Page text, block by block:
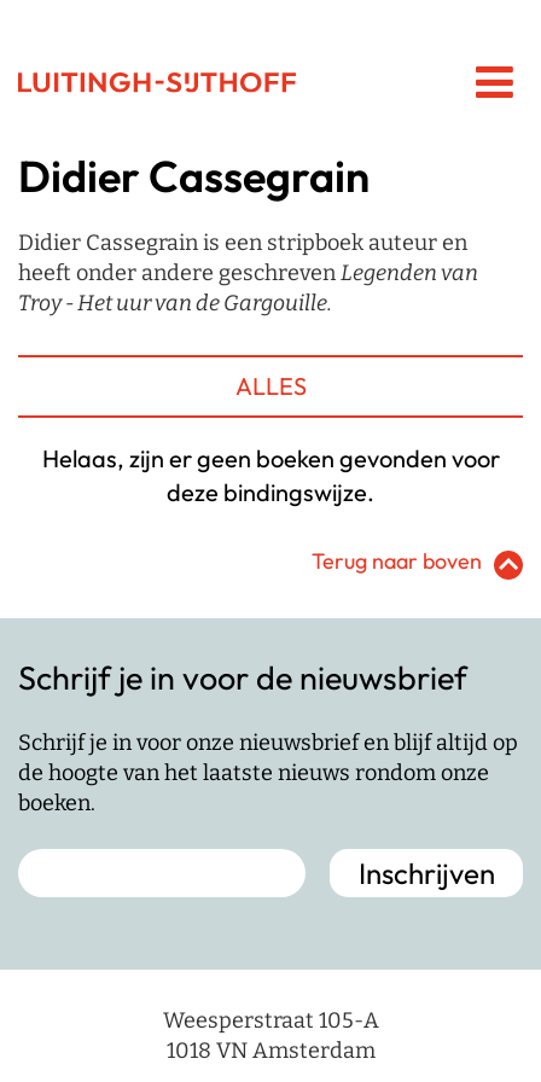
Didier Cassegrain
Didier Cassegrain is een stripboek auteur en
heeft onder andere geschrevenLegenden van
Troy - Het uur van de Gargouille.
ALLES
Helaas, zijn er geen boeken gevonden voor
deze bindingswijze.
Terug naar boven
Schrijf je in voor de nieuwsbrief
Schrijf je in voor onze nieuwsbrief en blijf altijd op
de hoogte van het laatste nieuws rondom onze
boeken.
Weesperstraat 105-A
1018 VN Amsterdam